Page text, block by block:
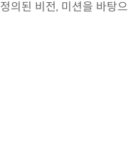
정의된 비전, 미션을 바탕